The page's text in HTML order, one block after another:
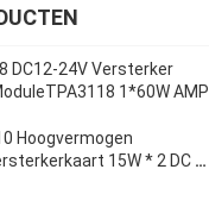
DC12-24V Versterker
1*60W AMP
Hoogvermogen
15W * 2 DC 8-